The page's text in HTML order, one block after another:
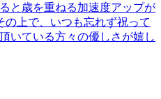
と歳を重ねる加速度アップが
上で、いつも忘れず祝って
いている方々の優しさが嬉し